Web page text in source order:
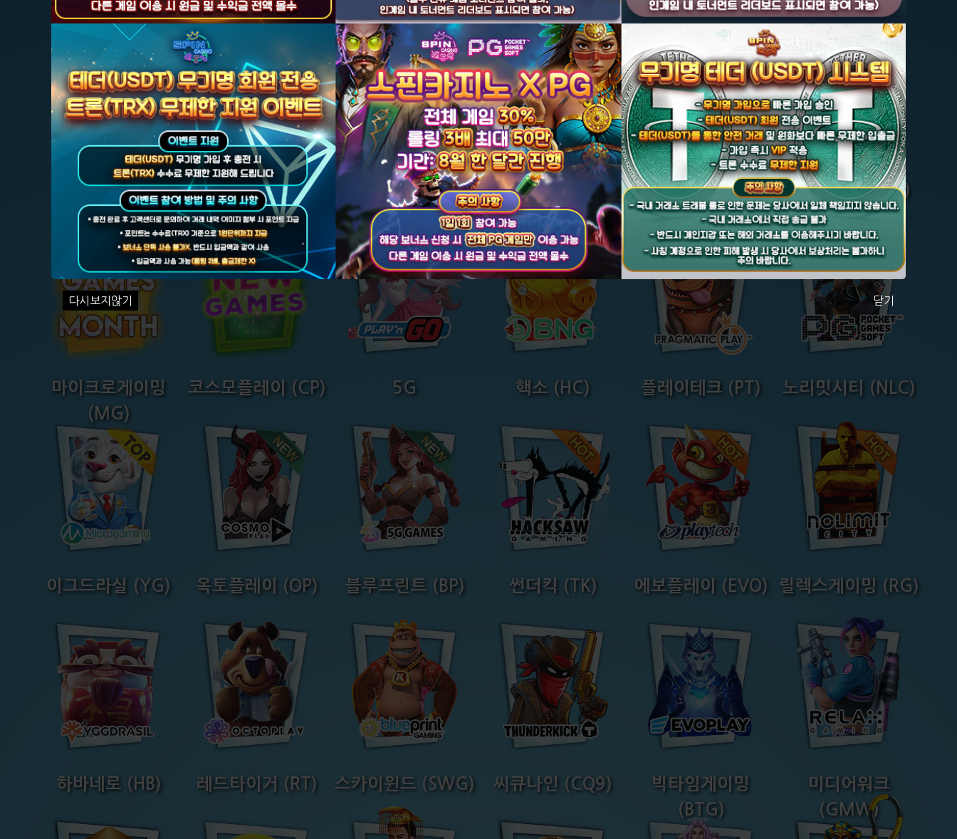
★ 국내 최초, 국내 슬롯 1등 에그계열 ★ ★ 신규 첫충 30%+신규가입 3만 ★ ★ 매일 영상사별 30%
이달의 게임 신규 슬롯 플레이앤고 (PNG) 부운고 (BNG) 프라그마틱 (PP) 피지소프트 (PG)
마이크로게이밍
(MG)
코스모플레이 (CP) 5G 핵소 (HC) 플레이테크 (PT) 노리밋시티 (NLC)
이그드라실 (YG) 옥토플레이 (OP) 블루프린트 (BP) 썬더킥 (TK) 에보플레이 (EVO) 릴렉스게이밍 (RG)
하바네로 (HB) 레드타이거 (RT) 스카이윈드 (SWG) 씨큐나인 (CQ9)
빅타임게이밍
(BTG)
미디어워크
(GMW)
다시보지않기 닫기